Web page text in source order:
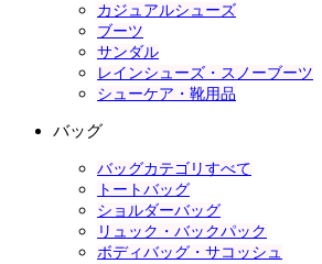
カジュアルシューズ
ブーツ
サンダル
レインシューズ・スノーブーツ
シューケア・靴用品
バッグ
バッグカテゴリすべて
トートバッグ
ショルダーバッグ
リュック・バックパック
ボディバッグ・サコッシュ